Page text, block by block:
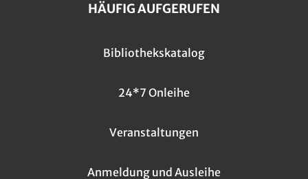
HÄUFIG AUFGERUFEN
Bibliothekskatalog
24*7 Onleihe
Veranstaltungen
Anmeldung und Ausleihe